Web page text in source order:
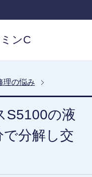
ンC
理の悩み
S5100の液
分解し交